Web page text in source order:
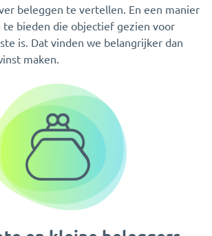
beleggen te vertellen. En een manier
te bieden die objectief gezien voor
is. Dat vinden we belangrijker dan
maken.